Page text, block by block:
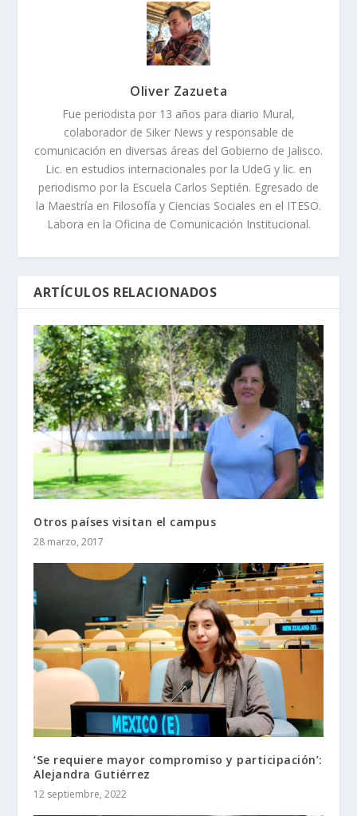
Oliver Zazueta
Fue periodista por 13 años para diario Mural,
colaborador de Siker News y responsable de
comunicación en diversas áreas del Gobierno de Jalisco.
Lic. en estudios internacionales por la UdeG y lic. en
periodismo por la Escuela Carlos Septién. Egresado de
la Maestría en Filosofía y Ciencias Sociales en el ITESO.
Labora en la Oficina de Comunicación Institucional.
ARTÍCULOS RELACIONADOS
Otros países visitan el campus
28 marzo, 2017
‘Se requiere mayor compromiso y participación’:
Alejandra Gutiérrez
12 septiembre, 2022